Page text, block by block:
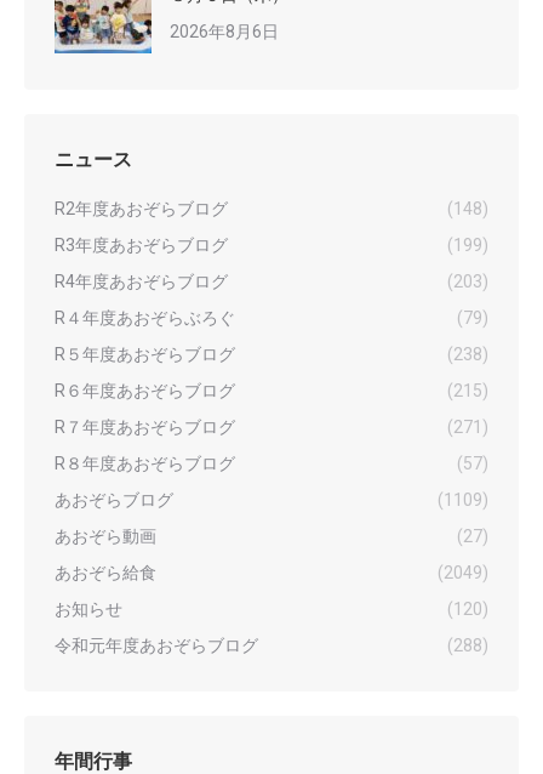
2026年8月6日
ニュース
R2年度あおぞらブログ
(148)
R3年度あおぞらブログ
(199)
R4年度あおぞらブログ
(203)
R４年度あおぞらぶろぐ
(79)
R５年度あおぞらブログ
(238)
R６年度あおぞらブログ
(215)
R７年度あおぞらブログ
(271)
R８年度あおぞらブログ
(57)
あおぞらブログ
(1109)
あおぞら動画
(27)
あおぞら給食
(2049)
お知らせ
(120)
令和元年度あおぞらブログ
(288)
年間行事